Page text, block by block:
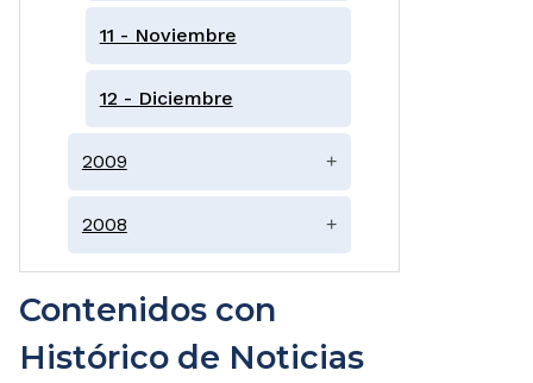
11 - Noviembre
12 - Diciembre
2009 +
2008 +
Contenidos con
Histórico de Noticias